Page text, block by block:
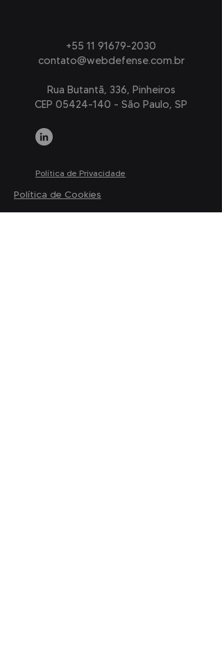
+55 11 91679-2030
contato@webdefense.com.br
Rua Butantã, 336, Pinheiros
CEP 05424-140 - São Paulo, SP
Política de Privacidade
Política de Cookies
© 2023 Webdefense Solutions Ltda.